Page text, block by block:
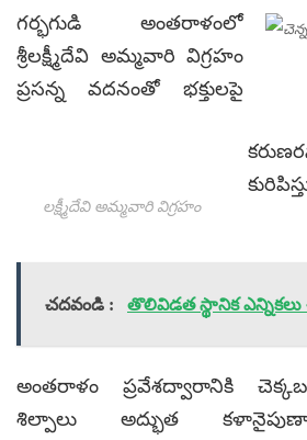
లక్ష్మీదేవి అమ్మవారి విగ్రహం
గర్భగుడి అంతరాళంలో
శ్రీలక్ష్మీదేవి అమ్మవారి విగ్రహం
ప్రసన్న వదనంతో భక్తులపై
చదవండి : తొలివిడత స్థానిక ఎన్నికలు
అంతరాళం ప్రవేశద్వారానికి
శిల్పాలు అద్భుత